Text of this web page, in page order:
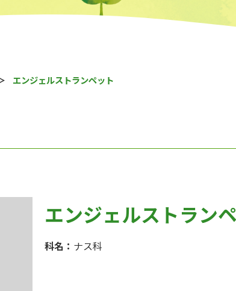
エンジェルストランペット
エンジェルストラン
科名： ナス科